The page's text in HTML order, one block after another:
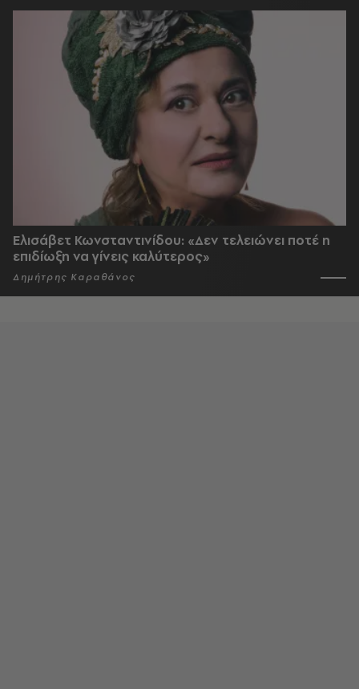
Ελισάβετ Κωνσταντινίδου: «Δεν τελειώνει ποτέ η
επιδίωξη να γίνεις καλύτερος»
Δημήτρης Καραθάνος